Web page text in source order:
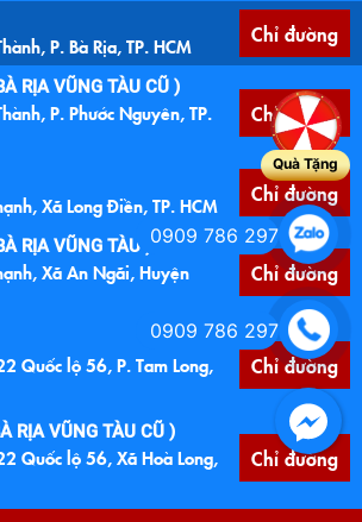
P. Bà Rịa, TP. HCM Chỉ đường
RỊA VŨNG TÀU CŨ )
P. Phước Nguyên, TP.
Chỉ đường
Xã Long Điền, TP. HCM Chỉ đường
RỊA VŨNG TÀU )
Xã An Ngãi, Huyện
Chỉ đường
Quốc lộ 56, P. Tam Long,
Chỉ đường
RỊA VŨNG TÀU CŨ )
Quốc lộ 56, Xã Hoà Long,
Chỉ đường
Quà Tặng
0909 786 297
0909 786 297